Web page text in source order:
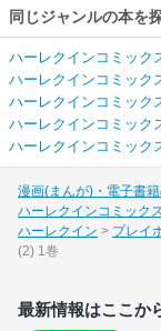
同じジャンルの本を
ハーレクインコミック
ハーレクインコミック
ハーレクインコミック
ハーレクインコミック
ハーレクインコミック
漫画(まんが)・電子書
ハーレクインコミックス
ハーレクイン
プレイ
(2) 1巻
最新情報はここか